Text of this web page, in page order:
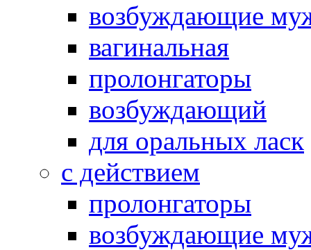
возбуждающие
вагинальная
пролонгаторы
возбуждающий
для оральных ласк
с действием
пролонгаторы
возбуждающие